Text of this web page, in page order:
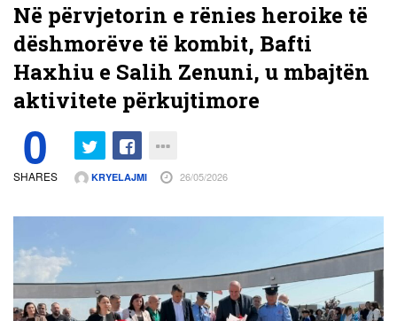
Në përvjetorin e rënies heroike të
dëshmorëve të kombit, Bafti
Haxhiu e Salih Zenuni, u mbajtën
aktivitete përkujtimore
0
SHARES KRYELAJMI 26/05/2026